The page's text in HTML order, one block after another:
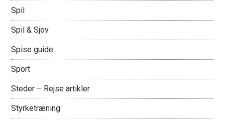
Spil
Spil & Sjov
Spise guide
Sport
Steder – Rejse artikler
Styrketræning